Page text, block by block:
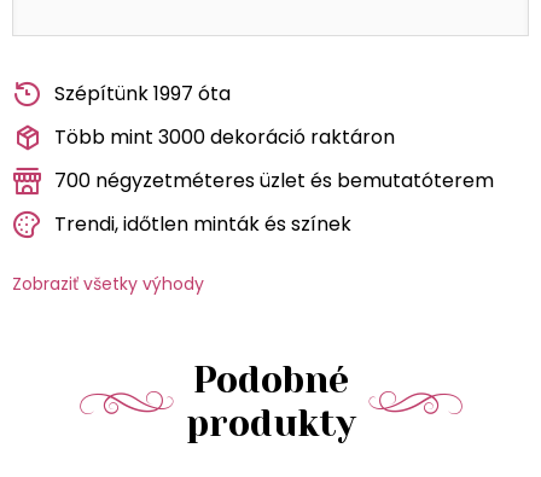
Szépítünk 1997 óta
Több mint 3000 dekoráció raktáron
700 négyzetméteres üzlet és bemutatóterem
Trendi, időtlen minták és színek
Zobraziť všetky výhody
Podobné
produkty